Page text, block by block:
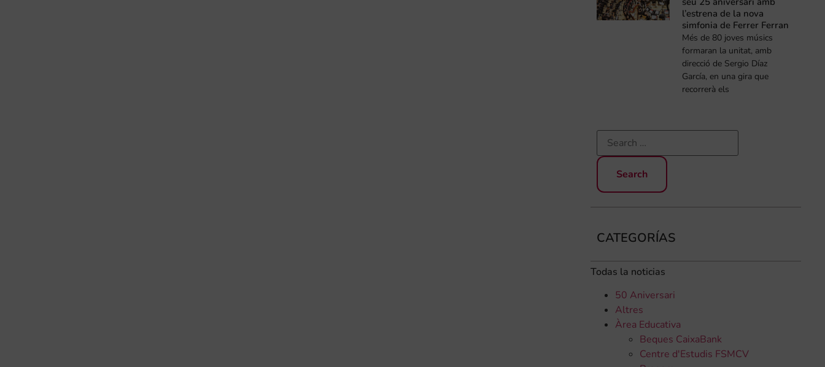
l’estrena de la nova
simfonia de Ferrer Ferran
Més de 80 joves músics
formaran la unitat, amb
direcció de Sergio Díaz
García, en una gira que
recorrerà els
CATEGORÍAS
Todas la noticias
50 Aniversari
Altres
Àrea Educativa
Beques CaixaBank
Centre d'Estudis FSMCV